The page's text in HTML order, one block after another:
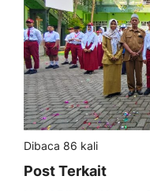
Dibaca 86 kali
Post Terkait